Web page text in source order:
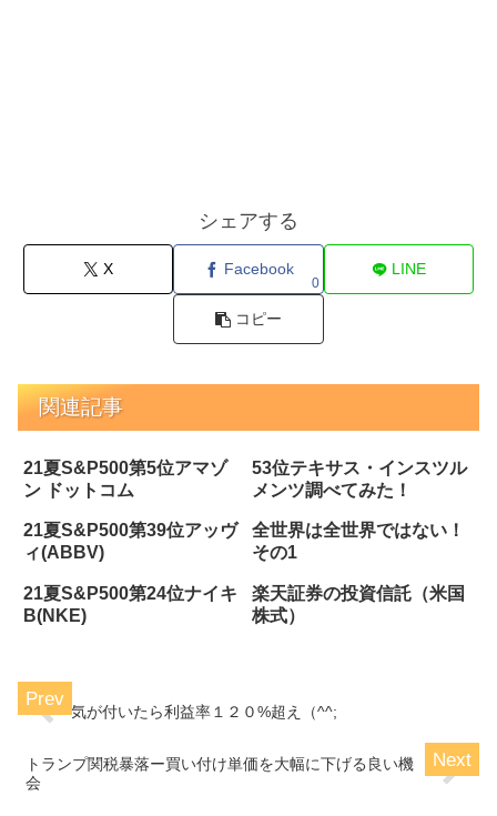
シェアする
X Facebook
0
LINE
コピー
関連記事
21夏S&P500第5位アマゾ
ン ドットコム
53位テキサス・インスツル
メンツ調べてみた！
21夏S&P500第39位アッヴ
ィ(ABBV)
全世界は全世界ではない！
その1
21夏S&P500第24位ナイキ
B(NKE)
楽天証券の投資信託（米国
株式）
気が付いたら利益率１２０%超え（^^;
トランプ関税暴落ー買い付け単価を大幅に下げる良い機
会